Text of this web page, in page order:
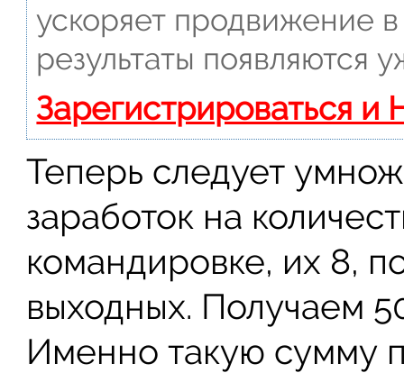
ускоряет продвижение
результаты появляются
Зарегистрироваться и
Теперь следует
заработок на
командировке, их 8,
выходных. Получаем
Именно такую сумму